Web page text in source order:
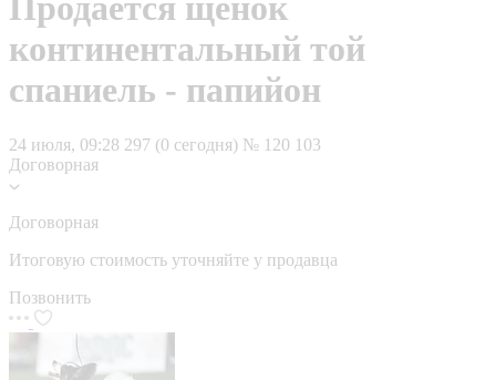
Продается щенок
континентальный той
спаниель - папийон
24 июля, 09:28 297 (0 сегодня) № 120 103
Договорная
Договорная
Итоговую стоимость уточняйте у продавца
Позвонить